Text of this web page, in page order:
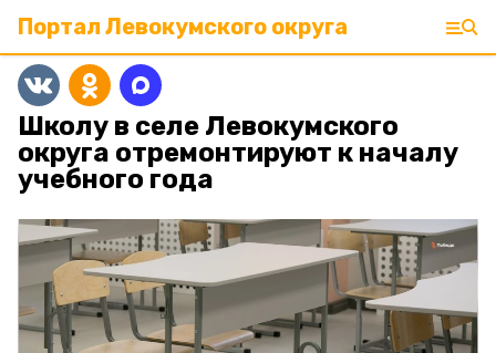
Портал Левокумского округа
Школу в селе Левокумского
округа отремонтируют к началу
учебного года